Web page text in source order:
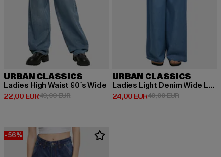
URBAN CLASSICS
Ladies High Waist 90´s Wide
22,00 EUR
Derzeitiger Preis: 22,00 EUR
49,99 EURAktionspreis: 49,99 EUR
URBAN CLASSICS
Ladies Light Denim Wide Leg Loose Fit
24,00 EUR
Derzeitiger Preis: 24,00 EUR
49,99 EURAktionspreis:
-56%